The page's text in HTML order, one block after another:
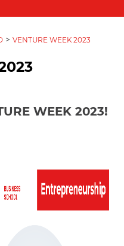
> VENTURE WEEK 2023
WEEK 2023!